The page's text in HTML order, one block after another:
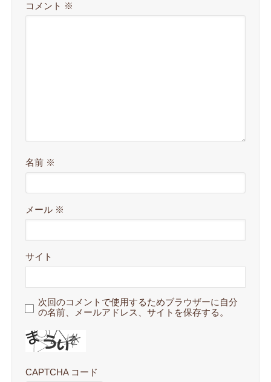
コメント ※
名前 ※
メール ※
サイト
次回のコメントで使用するためブラウザーに自分
の名前、メールアドレス、サイトを保存する。
CAPTCHA コード